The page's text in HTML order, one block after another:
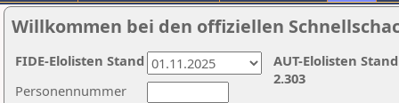
Willkommen bei den offiziellen
Personennummer
AUT-Elolisten
2.303
FIDE-Elolisten Stand